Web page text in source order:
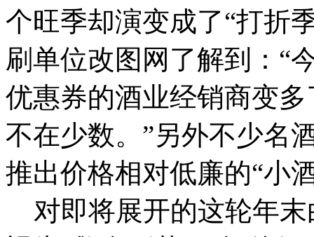
个旺季却演变成了“打折
刷单位改图网了解到：“
优惠券的酒业经销商变
不在少数。”另外不少名
推出价格相对低廉的“小
对即将展开的这轮年末